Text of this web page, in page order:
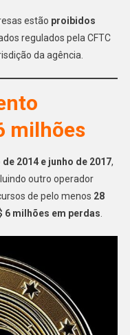
estão proibidos
regulados pela CFTC
da agência.
milhões
2014 e junho de 2017,
outro operador
de pelo menos 28
6 milhões em perdas